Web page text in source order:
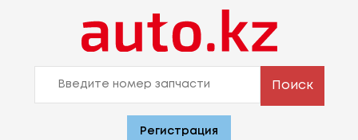
Поиск
Регистрация